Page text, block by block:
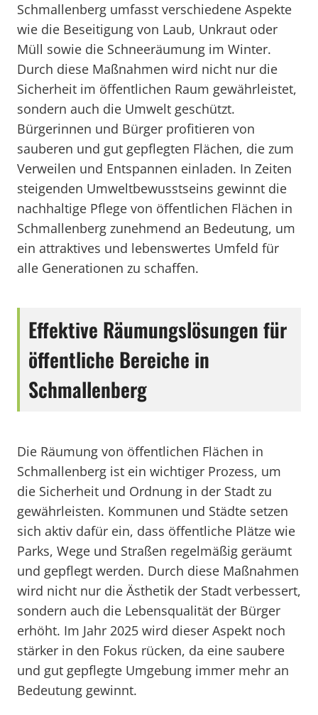
Schmallenberg umfasst verschiedene Aspekte
wie die Beseitigung von Laub, Unkraut oder
Müll sowie die Schneeräumung im Winter.
Durch diese Maßnahmen wird nicht nur die
Sicherheit im öffentlichen Raum gewährleistet,
sondern auch die Umwelt geschützt.
Bürgerinnen und Bürger profitieren von
sauberen und gut gepflegten Flächen, die zum
Verweilen und Entspannen einladen. In Zeiten
steigenden Umweltbewusstseins gewinnt die
nachhaltige Pflege von öffentlichen Flächen in
Schmallenberg zunehmend an Bedeutung, um
ein attraktives und lebenswertes Umfeld für
alle Generationen zu schaffen.
Effektive Räumungslösungen für
öffentliche Bereiche in
Schmallenberg
Die Räumung von öffentlichen Flächen in
Schmallenberg ist ein wichtiger Prozess, um
die Sicherheit und Ordnung in der Stadt zu
gewährleisten. Kommunen und Städte setzen
sich aktiv dafür ein, dass öffentliche Plätze wie
Parks, Wege und Straßen regelmäßig geräumt
und gepflegt werden. Durch diese Maßnahmen
wird nicht nur die Ästhetik der Stadt verbessert,
sondern auch die Lebensqualität der Bürger
erhöht. Im Jahr 2025 wird dieser Aspekt noch
stärker in den Fokus rücken, da eine saubere
und gut gepflegte Umgebung immer mehr an
Bedeutung gewinnt.